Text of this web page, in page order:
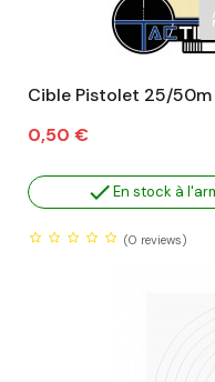
Cible Pistolet 25/
Prix
0,50 €
En stock à
(0 reviews)